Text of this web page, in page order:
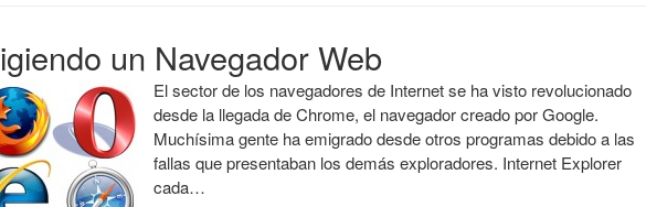
un Navegador Web
El sector de los navegadores de Internet se ha visto revolucionado
desde la llegada de Chrome, el navegador creado por Google.
Muchísima gente ha emigrado desde otros programas debido a las
fallas que presentaban los demás exploradores. Internet Explorer
cada…